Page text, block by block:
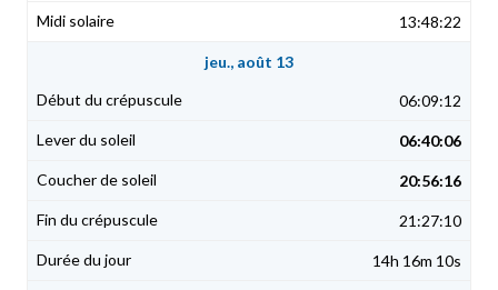
13:48:22
jeu., août 13
06:09:12
06:40:06
20:56:16
21:27:10
14h 16m 10s